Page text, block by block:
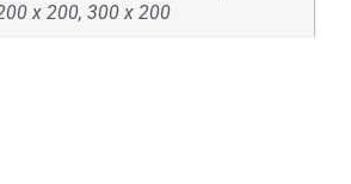
x 200, 300 x 200